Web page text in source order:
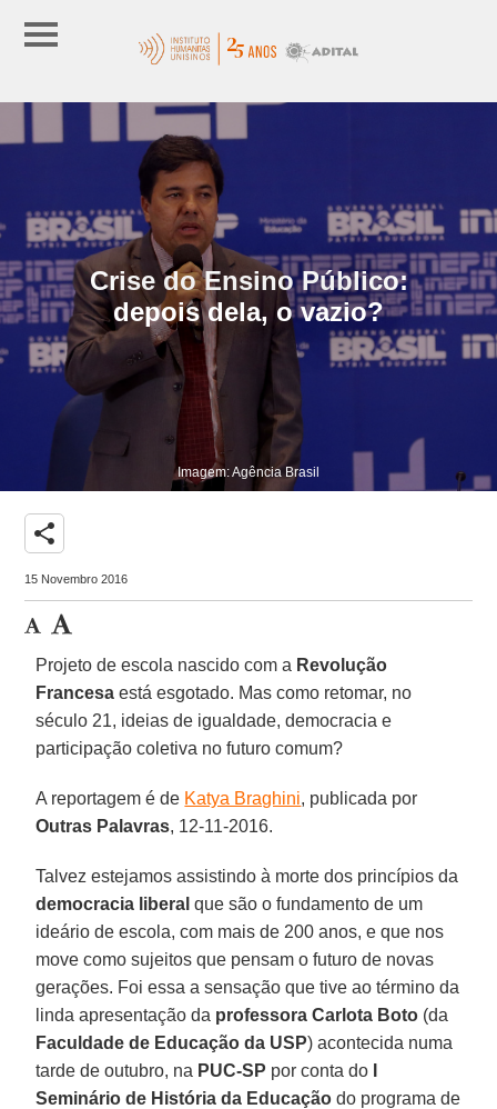
Crise do Ensino Público:
depois dela, o vazio?
Imagem: Agência Brasil
share
15 Novembro 2016
Projeto de escola nascido com a Revolução
Francesa está esgotado. Mas como retomar, no
século 21, ideias de igualdade, democracia e
participação coletiva no futuro comum?
A reportagem é de Katya Braghini, publicada por
Outras Palavras, 12-11-2016.
Talvez estejamos assistindo à morte dos princípios da
democracia liberal que são o fundamento de um
ideário de escola, com mais de 200 anos, e que nos
move como sujeitos que pensam o futuro de novas
gerações. Foi essa a sensação que tive ao término da
linda apresentação da professora Carlota Boto (da
Faculdade de Educação da USP) acontecida numa
tarde de outubro, na PUC-SP por conta do
Seminário de História da Educação do programa de